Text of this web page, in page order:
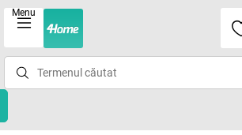
Menu